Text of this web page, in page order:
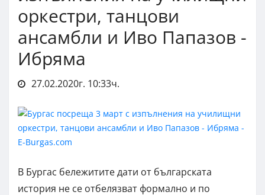
оркестри, танцови
ансамбли и Иво Папазов -
Ибряма
27.02.2020г. 10:33ч.
В Бургас бележитите дати от българската
история не се отбелязват формално и по